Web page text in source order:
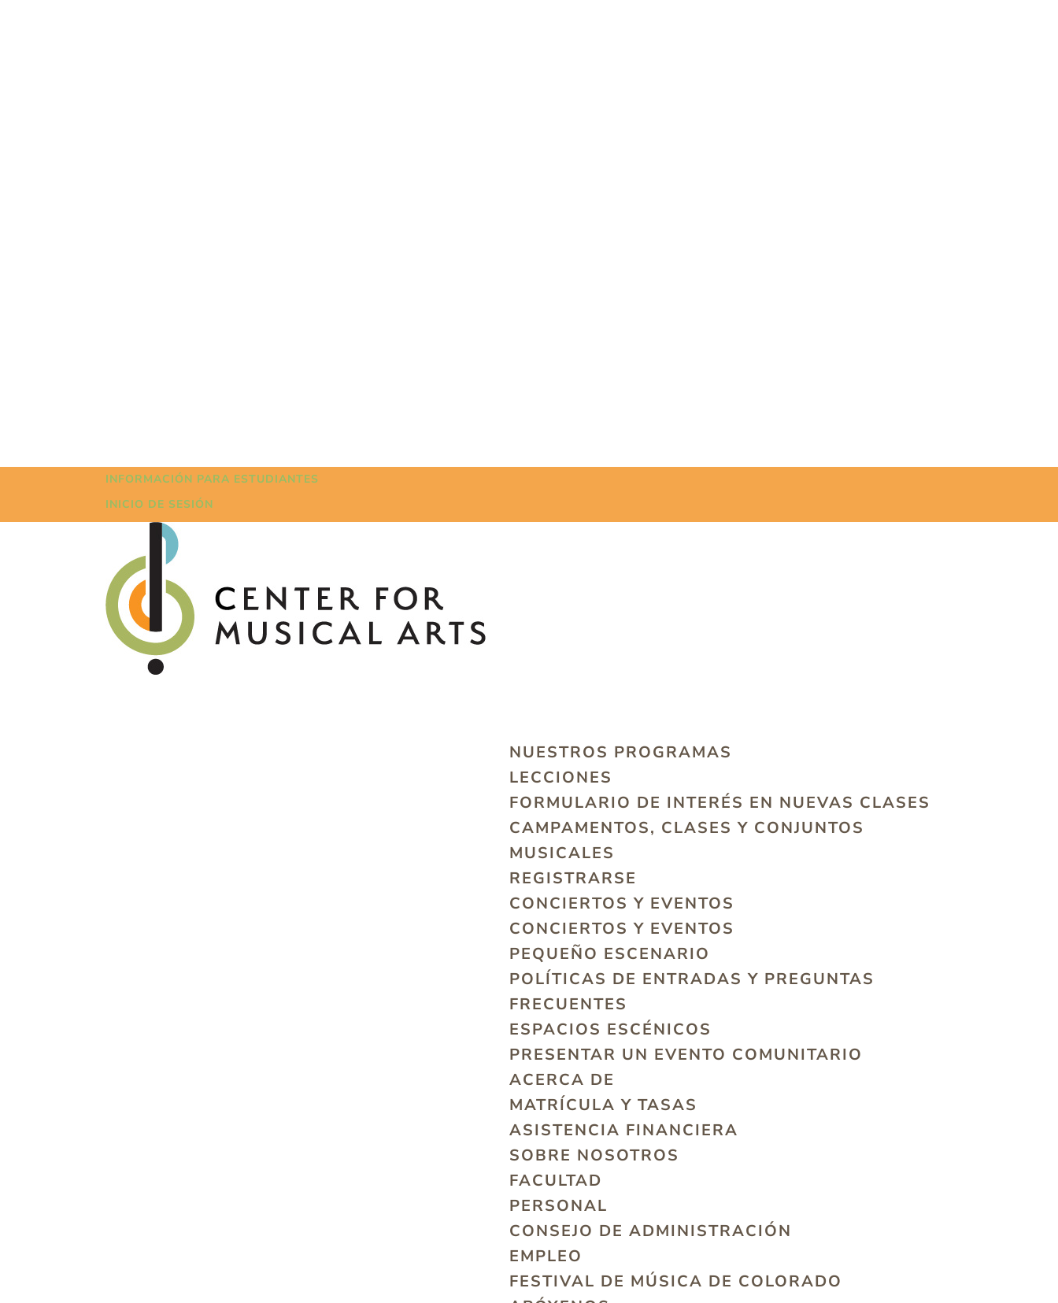
INFORMACIÓN PARA ESTUDIANTES
INICIO DE SESIÓN
VER Y ESCUCHAR
CONTACTE CON
DONAR
STORE
NUESTROS PROGRAMAS
LECCIONES
FORMULARIO DE INTERÉS EN NUEVAS CLASES
CAMPAMENTOS, CLASES Y CONJUNTOS
MUSICALES
REGISTRARSE
CONCIERTOS Y EVENTOS
CONCIERTOS Y EVENTOS
PEQUEÑO ESCENARIO
POLÍTICAS DE ENTRADAS Y PREGUNTAS
FRECUENTES
ESPACIOS ESCÉNICOS
PRESENTAR UN EVENTO COMUNITARIO
ACERCA DE
MATRÍCULA Y TASAS
ASISTENCIA FINANCIERA
SOBRE NOSOTROS
FACULTAD
PERSONAL
CONSEJO DE ADMINISTRACIÓN
EMPLEO
FESTIVAL DE MÚSICA DE COLORADO